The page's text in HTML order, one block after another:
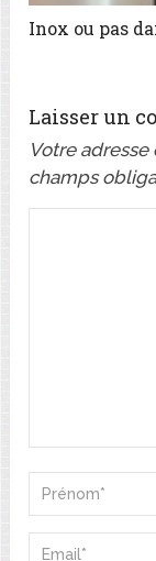
Inox ou pas
Laisser un
Votre
champs